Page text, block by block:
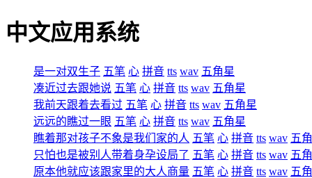
中文应用系统
是一对双生子 五笔 心 拼音 tts wav 五角星
凑近过去跟她说 五笔 心 拼音 tts wav 五角星
我前天跟着去看过 五笔 心 拼音 tts wav 五角星
远远的瞧过一眼 五笔 心 拼音 tts wav 五角星
瞧着那对孩子不象是我们家的人 五笔 心 拼音 tts wav 五
只怕也是被别人带着身孕设局了 五笔 心 拼音 tts wav 五
原本他就应该跟家里的大人商量 五笔 心 拼音 tts wav 五